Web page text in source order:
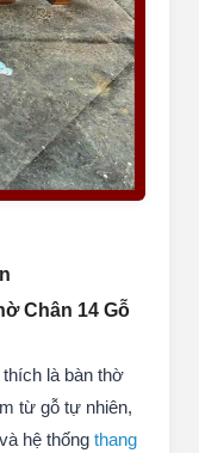
Chân 14 Gỗ
là bàn thờ
từ gỗ tự nhiên,
hệ thống thang